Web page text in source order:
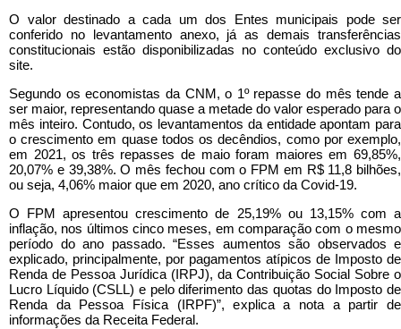
O valor destinado a cada um dos Entes municipais pode ser
conferido no levantamento anexo, já as demais transferências
constitucionais estão disponibilizadas no conteúdo exclusivo do
site.
Segundo os economistas da CNM, o 1º repasse do mês tende a
ser maior, representando quase a metade do valor esperado para o
mês inteiro. Contudo, os levantamentos da entidade apontam para
o crescimento em quase todos os decêndios, como por exemplo,
em 2021, os três repasses de maio foram maiores em 69,85%,
20,07% e 39,38%. O mês fechou com o FPM em R$ 11,8 bilhões,
ou seja, 4,06% maior que em 2020, ano crítico da Covid-19.
O FPM apresentou crescimento de 25,19% ou 13,15% com a
inflação, nos últimos cinco meses, em comparação com o mesmo
período do ano passado. “Esses aumentos são observados e
explicado, principalmente, por pagamentos atípicos de Imposto de
Renda de Pessoa Jurídica (IRPJ), da Contribuição Social Sobre o
Lucro Líquido (CSLL) e pelo diferimento das quotas do Imposto de
Renda da Pessoa Física (IRPF)”, explica a nota a partir de
informações da Receita Federal.